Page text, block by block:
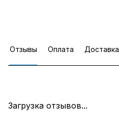
Отзывы Оплата Доставка
Загрузка отзывов...